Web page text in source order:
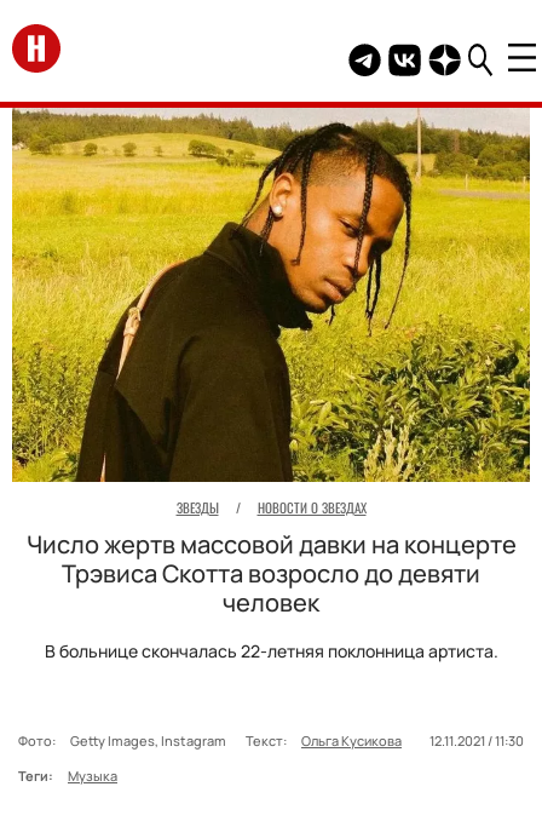
Перейти на главную
Telegram канал
Группа HELLO
Канал
ЗВЕЗДЫ / НОВОСТИ О ЗВЕЗДАХ
Число жертв массовой давки на концерте
Трэвиса Скотта возросло до девяти
человек
В больнице скончалась 22-летняя поклонница артиста.
Фото: Getty Images, Instagram Текст: Ольга Кусикова
12.11.2021 / 11:30
Теги:
Музыка